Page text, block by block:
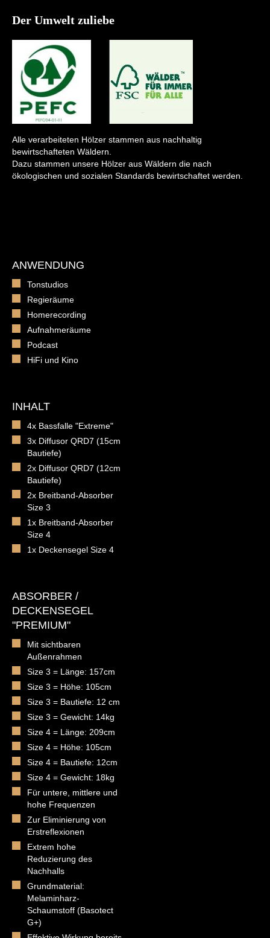
Der Umwelt zuliebe
Alle verarbeiteten Hölzer stammen aus nachhaltig
bewirtschafteten Wäldern.
Dazu stammen unsere Hölzer aus Wäldern die nach
ökologischen und sozialen Standards bewirtschaftet werden.
ANWENDUNG
Tonstudios
Regieräume
Homerecording
Aufnahmeräume
Podcast
HiFi und Kino
INHALT
4x Bassfalle "Extreme"
3x Diffusor QRD7 (15cm
Bautiefe)
2x Diffusor QRD7 (12cm
Bautiefe)
2x Breitband-Absorber
Size 3
1x Breitband-Absorber
Size 4
1x Deckensegel Size 4
ABSORBER /
DECKENSEGEL
"PREMIUM"
Mit sichtbaren
Außenrahmen
Size 3 = Länge: 157cm
Size 3 = Höhe: 105cm
Size 3 = Bautiefe: 12 cm
Size 3 = Gewicht: 14kg
Size 4 = Länge: 209cm
Size 4 = Höhe: 105cm
Size 4 = Bautiefe: 12cm
Size 4 = Gewicht: 18kg
Für untere, mittlere und
hohe Frequenzen
Zur Eliminierung von
Erstreflexionen
Extrem hohe
Reduzierung des
Nachhalls
Grundmaterial:
Melaminharz-
Schaumstoff (Basotect
G+)